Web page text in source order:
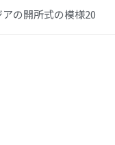
の開所式の模様20